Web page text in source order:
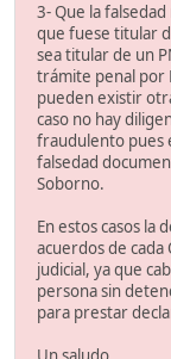
3- Que la
que fuese titular
sea titular de un
trámite penal por
pueden existir
caso no hay
fraudulento pues
falsedad
Soborno.
En estos casos la
acuerdos de cada
judicial, ya que
persona sin
para prestar